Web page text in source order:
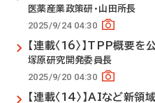
医薬産業政策研・山田所長
2025/9/24 04:30
【連載〈16〉】TPP概要を
塚原研究開発委員長
2025/9/20 04:30
【連載〈14〉】AIなど新